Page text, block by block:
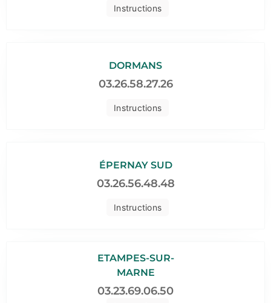
Instructions
Instructions
DORMANS
03.26.58.27.26
Instructions
ÉPERNAY SUD
03.26.56.48.48
ETAMPES-SUR-
MARNE
03.23.69.06.50